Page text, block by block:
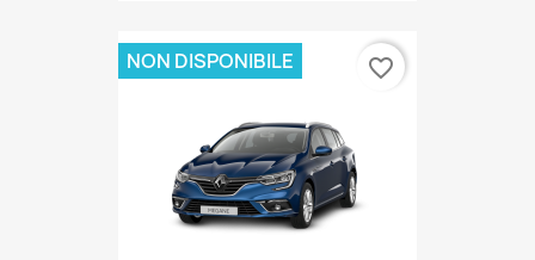
NON DISPONIBILE favorite_border